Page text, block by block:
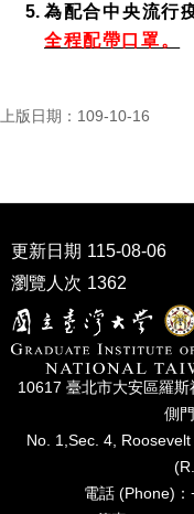
為配合中央流行
全程配帶口罩。
上版日期：109-10-16
更新日期 115-08-06
瀏覽人次 1362
10617 臺北市⼤安區羅
側
No. 1,Sec. 4,
電話 (Phone)